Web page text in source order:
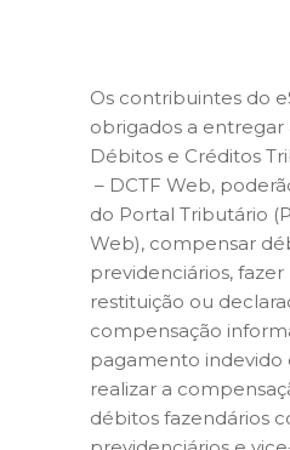
Os contribuintes do
obrigados a entregar
Débitos e Créditos
– DCTF Web,
do Portal Tributário
Web), compensar
previdenciários,
restituição ou
compensação
pagamento indevido
realizar a
débitos fazendários